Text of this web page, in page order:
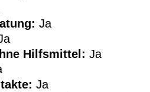
Ja
Hilfsmittel: Ja
Ja